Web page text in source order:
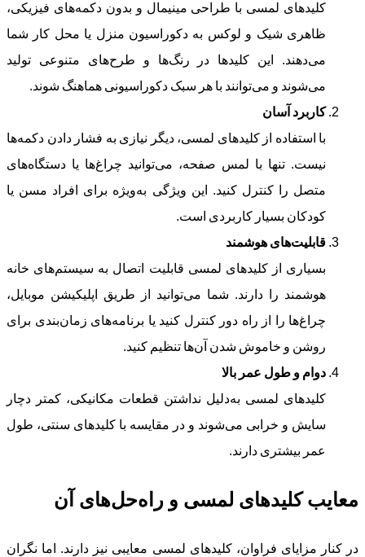
کلیدهای لمسی با طراحی مینیمال و بدون دکمه‌های فیزیکی،
ظاهری شیک و لوکس به دکوراسیون منزل یا محل کار شما
می‌دهند. این کلیدها در رنگ‌ها و طرح‌های متنوعی تولید
می‌شوند و می‌توانند با هر سبک دکوراسیونی هماهنگ شوند.
کاربرد آسان
با استفاده از کلیدهای لمسی، دیگر نیازی به فشار دادن دکمه‌ها
نیست. تنها با لمس صفحه، می‌توانید چراغ‌ها یا دستگاه‌های
متصل را کنترل کنید. این ویژگی به‌ویژه برای افراد مسن یا
کودکان بسیار کاربردی است.
قابلیت‌های هوشمند
بسیاری از کلیدهای لمسی قابلیت اتصال به سیستم‌های خانه
هوشمند را دارند. شما می‌توانید از طریق اپلیکیشن موبایل،
چراغ‌ها را از راه دور کنترل کنید یا برنامه‌های زمان‌بندی برای
روشن و خاموش شدن آن‌ها تنظیم کنید.
دوام و طول عمر بالا
کلیدهای لمسی به‌دلیل نداشتن قطعات مکانیکی، کمتر دچار
سایش و خرابی می‌شوند و در مقایسه با کلیدهای سنتی، طول
عمر بیشتری دارند.
معایب کلیدهای لمسی و راه‌حل‌های آن
در کنار مزایای فراوان، کلیدهای لمسی معایبی نیز دارند. اما نگران